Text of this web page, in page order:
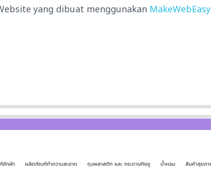
yang dibuat menggunakan MakeWebEasy